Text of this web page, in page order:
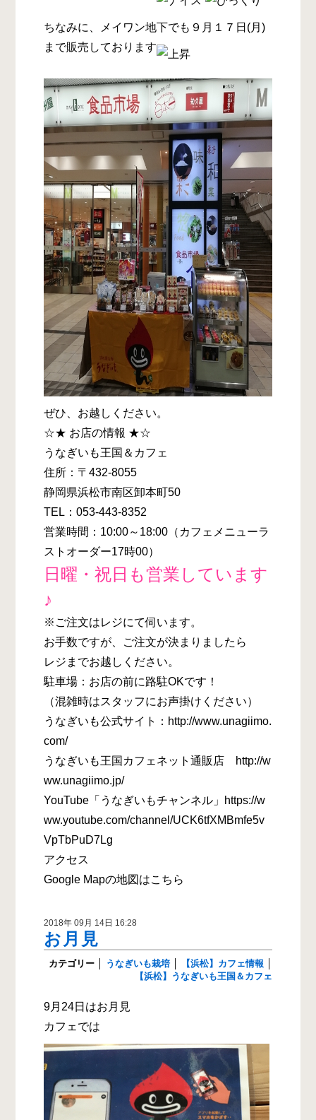
ちなみに、メイワン地下でも９月１７日(月)
まで販売しております
ぜひ、お越しください。
☆★ お店の情報 ★☆
うなぎいも王国＆カフェ
住所：〒432-8055
静岡県浜松市南区卸本町50
TEL：053-443-8352
営業時間：10:00～18:00（カフェメニューラ
ストオーダー17時00）
日曜・祝日も営業しています
♪
※ご注文はレジにて伺います。
お手数ですが、ご注文が決まりましたら
レジまでお越しください。
駐車場：お店の前に路駐OKです！
（混雑時はスタッフにお声掛けください）
うなぎいも公式サイト：http://www.unagiimo.
com/
うなぎいも王国カフェネット通販店 http://w
ww.unagiimo.jp/
YouTube「うなぎいもチャンネル」https://w
ww.youtube.com/channel/UCK6tfXMBmfe5v
VpTbPuD7Lg
アクセス
Google Mapの地図はこちら
2018年 09月 14日 16:28
お月見
カテゴリー うなぎいも栽培 【浜松】カフェ情報
【浜松】うなぎいも王国＆カフェ
9月24日はお月見
カフェでは